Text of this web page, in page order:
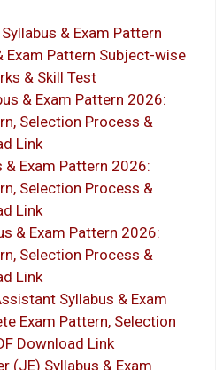
& Exam Pattern
Exam Pattern Subject-wise
& Skill Test
& Exam Pattern 2026:
Selection Process &
Link
& Exam Pattern 2026:
Selection Process &
Link
& Exam Pattern 2026:
Selection Process &
Link
Syllabus & Exam
Exam Pattern, Selection
Download Link
(JE) Syllabus & Exam